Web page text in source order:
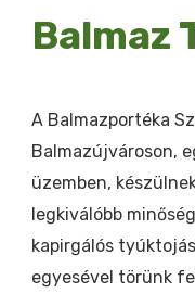
Balmaz
A Balmazportéka
Balmazújvároson,
üzemben,
legkiválóbb
kapirgálós
egyesével törünk